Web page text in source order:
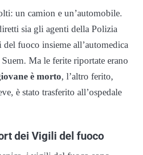
un camion e un’automobile.
sia gli agenti della Polizia
fuoco insieme all’automedica
Ma le ferite riportate erano
è morto, l’altro ferito,
è stato trasferito all’ospedale
dei Vigili del fuoco